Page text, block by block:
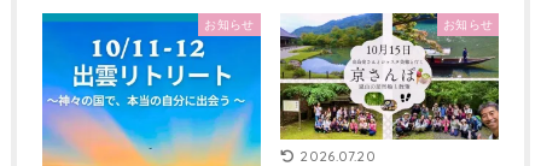
お知らせ お知らせ
2026.07.20